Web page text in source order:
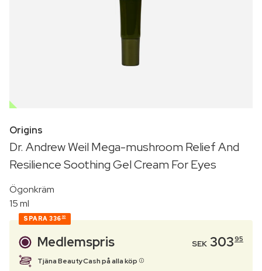
OUTLET
Origins
Dr. Andrew Weil Mega-mushroom Relief And
Resilience Soothing Gel Cream For Eyes
Ögonkräm
15 ml
SPARA 336 00
Medlemspris SEK 30395
Tjäna BeautyCash på alla köp